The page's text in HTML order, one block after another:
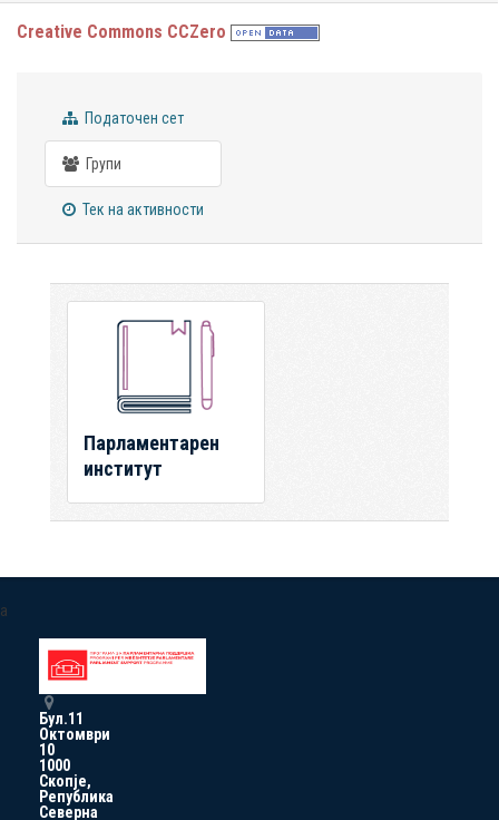
Creative Commons CCZero
Податочен сет
Групи
Тек на активности
Парламентарен
институт
a
Бул.11
Октомври
10
1000
Скопје,
Република
Северна